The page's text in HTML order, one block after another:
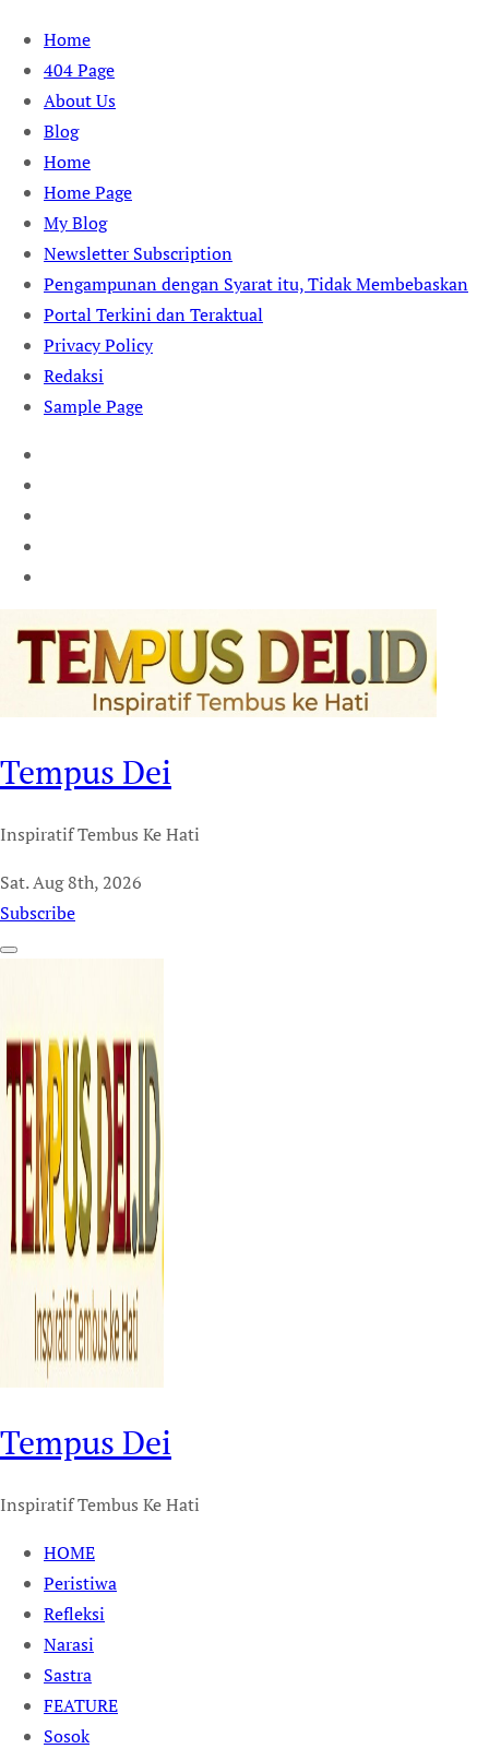
Skip
content
Home
404 Page
About Us
Blog
Home
Home Page
My Blog
Newsletter Subscription
Pengampunan dengan Syarat itu, Tidak Membebaskan
Portal Terkini dan Teraktual
Privacy Policy
Redaksi
Sample Page
Tempus Dei
Inspiratif Tembus Ke Hati
Sat. Aug 8th, 2026
Subscribe
Tempus Dei
Inspiratif Tembus Ke Hati
HOME
Peristiwa
Refleksi
Narasi
Sastra
FEATURE
Sosok